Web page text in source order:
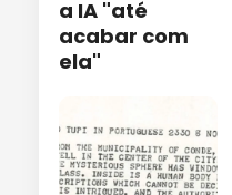
a IA "até
acabar com
ela"